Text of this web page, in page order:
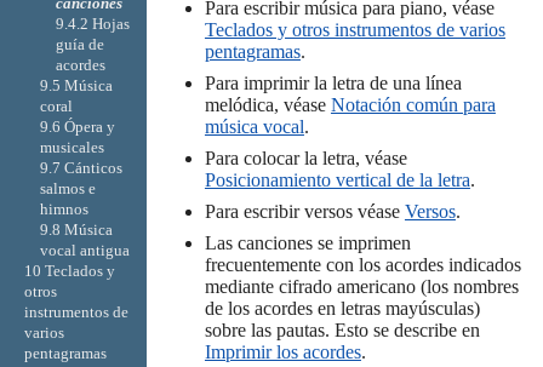
Para escribir música para piano, véase
Teclados y otros instrumentos de varios
pentagramas.
Para imprimir la letra de una línea
melódica, véase Notación común para
música vocal.
Para colocar la letra, véase
Posicionamiento vertical de la letra.
Para escribir versos véase Versos.
Las canciones se imprimen
frecuentemente con los acordes indicados
mediante cifrado americano (los nombres
de los acordes en letras mayúsculas)
sobre las pautas. Esto se describe en
Imprimir los acordes.
9.4.2 Hojas
guía de
acordes
9.5 Música
coral
9.6 Ópera y
musicales
9.7 Cánticos
salmos e
himnos
9.8 Música
vocal antigua
10 Teclados y
otros
instrumentos de
varios
pentagramas